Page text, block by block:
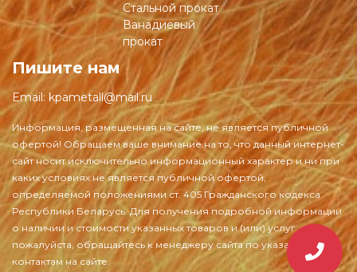
Стальной прокат
Ванадиевый
прокат
Пишите нам
Email: kpametall@mail.ru